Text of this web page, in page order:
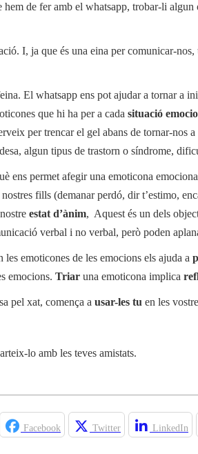
de fer amb el whatsapp, trobar-li
I, ja que és una eina per comunicar-
El whatsapp ens pot ajudar a tornar a
que hi ha per a cada situació
per trencar el gel abans de tornar-nos
algun tipus de trastorn o síndrome,
ens permet afegir una emoticona
fills (demanar perdó, dir t’estimo,
estat d’ànim, Aquest és un dels
verbal i no verbal, però poden
emoticones de les emocions els ajuda a
emocions. Triar una emoticona implica
pel xat, comença a usar-les tu en les
lo amb les teves amistats.
Facebook Twitter LinkedIn